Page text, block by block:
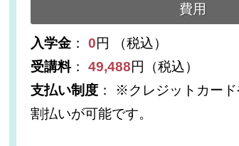
費用
入学金 ： 0円 （税込）
受講料： 49,488円（税込）
支払い制度 ： ※クレジットカー
割払いが可能です。